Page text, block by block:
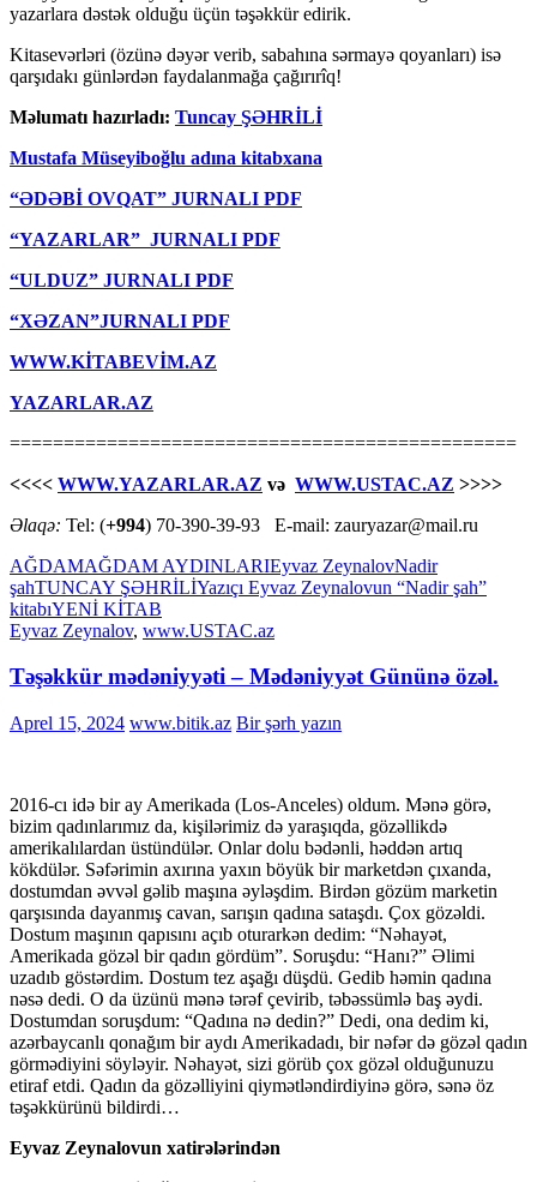
yazarlara dəstək olduğu üçün təşəkkür edirik.
Kitasevərləri (özünə dəyər verib, sabahına sərmayə qoyanları) isə
qarşıdakı günlərdən faydalanmağa çağırırîq!
Məlumatı hazırladı: Tuncay ŞƏHRİLİ
Mustafa Müseyiboğlu adına kitabxana
“ƏDƏBİ OVQAT” JURNALI PDF
“YAZARLAR” JURNALI PDF
“ULDUZ” JURNALI PDF
“XƏZAN”JURNALI PDF
WWW.KİTABEVİM.AZ
YAZARLAR.AZ
===============================================
<<<< WWW.YAZARLAR.AZ və WWW.USTAC.AZ >>>>
Əlaqə: Tel: (+994) 70-390-39-93 E-mail: zauryazar@mail.ru
AĞDAMAĞDAM AYDINLARIEyvaz ZeynalovNadir
şahTUNCAY ŞƏHRİLİYazıçı Eyvaz Zeynalovun “Nadir şah”
kitabıYENİ KİTAB
Eyvaz Zeynalov, www.USTAC.az
Təşəkkür mədəniyyəti – Mədəniyyət Gününə özəl.
Aprel 15, 2024 www.bitik.az Bir şərh yazın
2016-cı idə bir ay Amerikada (Los-Anceles) oldum. Mənə görə,
bizim qadınlarımız da, kişilərimiz də yaraşıqda, gözəllikdə
amerikalılardan üstündülər. Onlar dolu bədənli, həddən artıq
kökdülər. Səfərimin axırına yaxın böyük bir marketdən çıxanda,
dostumdan əvvəl gəlib maşına əyləşdim. Birdən gözüm marketin
qarşısında dayanmış cavan, sarışın qadına sataşdı. Çox gözəldi.
Dostum maşının qapısını açıb oturarkən dedim: “Nəhayət,
Amerikada gözəl bir qadın gördüm”. Soruşdu: “Hanı?” Əlimi
uzadıb göstərdim. Dostum tez aşağı düşdü. Gedib həmin qadına
nəsə dedi. O da üzünü mənə tərəf çevirib, təbəssümlə baş əydi.
Dostumdan soruşdum: “Qadına nə dedin?” Dedi, ona dedim ki,
azərbaycanlı qonağım bir aydı Amerikadadı, bir nəfər də gözəl qadın
görmədiyini söyləyir. Nəhayət, sizi görüb çox gözəl olduğunuzu
etiraf etdi. Qadın da gözəlliyini qiymətləndirdiyinə görə, sənə öz
təşəkkürünü bildirdi…
Eyvaz Zeynalovun xatirələrindən